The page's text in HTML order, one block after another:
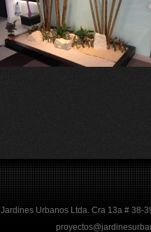
Jardines Urbanos Ltda. Cra 13a # 38-